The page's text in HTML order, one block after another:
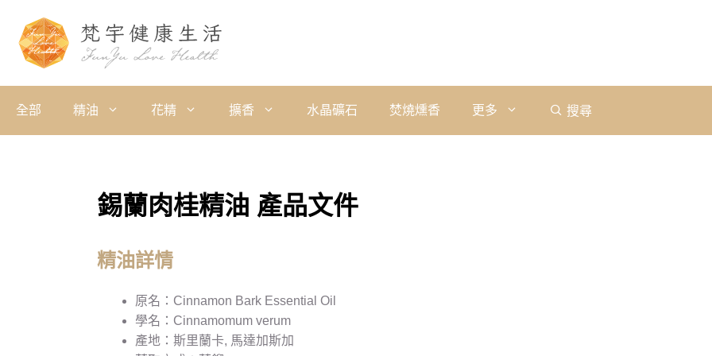
全部 精油 花精 擴香 水晶礦石 焚燒燻香 更多 搜尋
錫蘭肉桂精油 產品文件
精油詳情
原名：Cinnamon Bark Essential Oil
學名：Cinnamomum verum
產地：斯里蘭卡, 馬達加斯加